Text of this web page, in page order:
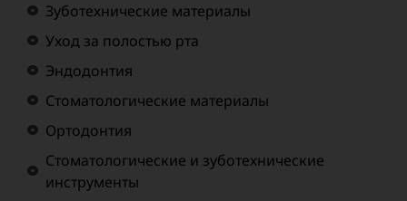
Зуботехнические материалы
Уход за полостью рта
Эндодонтия
Стоматологические материалы
Ортодонтия
Стоматологические и зуботехнические
инструменты